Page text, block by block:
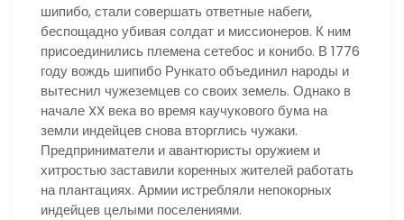
шипибо, стали совершать ответные набеги,
беспощадно убивая солдат и миссионеров. К ним
присоединились племена сетебос и конибо. В 1776
году вождь шипибо Рункато объединил народы и
вытеснил чужеземцев со своих земель. Однако в
начале XX века во время каучукового бума на
земли индейцев снова вторглись чужаки.
Предприниматели и авантюристы оружием и
хитростью заставили коренных жителей работать
на плантациях. Армии истребляли непокорных
индейцев целыми поселениями.